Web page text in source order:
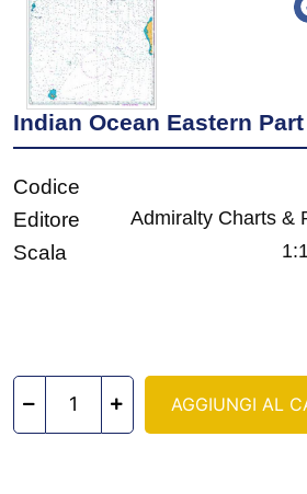
Indian Ocean Eastern Part
Codice
Editore Admiralty Charts &
Scala
AGGIUNGI AL